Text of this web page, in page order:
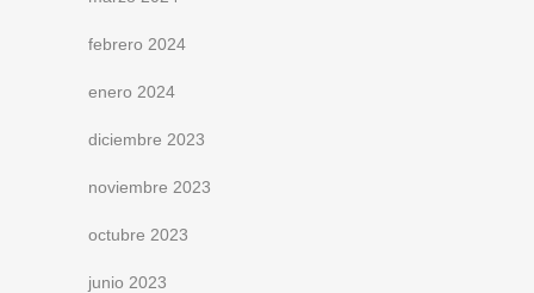
febrero 2024
enero 2024
diciembre 2023
noviembre 2023
octubre 2023
junio 2023